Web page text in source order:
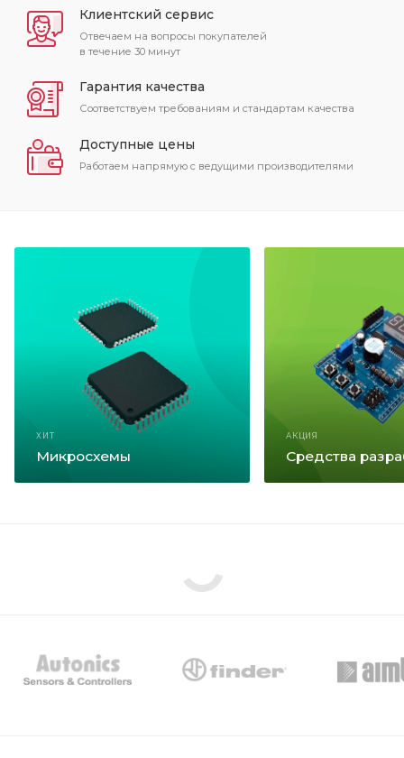
Клиентский сервис
Отвечаем на вопросы покупателей
в течение 30 минут
Гарантия качества
Соответствуем требованиям и стандартам качества
Доступные цены
Работаем напрямую с ведущими производителями
ХИТ
Микросхемы
АКЦИЯ
Средства